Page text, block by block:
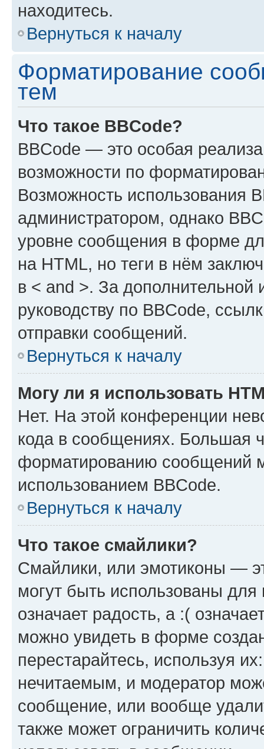
находитесь.
Вернуться к началу
Форматирование
тем
Что такое BBCode?
BBCode — это особая
возможности по
Возможность использования
администратором, однако
уровне сообщения в форме
на HTML, но теги в нём
в < and >. За
руководству по BBCode,
отправки сообщений.
Вернуться к началу
Могу ли я использовать
Нет. На этой конференции
кода в сообщениях. Большая
форматированию сообщений
использованием BBCode.
Вернуться к началу
Что такое смайлики?
Смайлики, или эмотиконы —
могут быть использованы
означает радость, а :(
можно увидеть в форме
перестарайтесь, используя
нечитаемым, и модератор
сообщение, или вообще
также может ограничить